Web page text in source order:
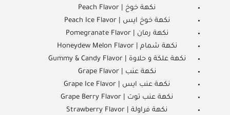
نكهة خوخ | Peach Flavor
نكهة خوخ ايس | Peach Ice Flavor
نكهة رمان | Pomegranate Flavor
نكهة شمام | Honeydew Melon Flavor
نكهة علكة و حلاوة | Gummy & Candy Flavor
نكهة عنب | Grape Flavor
نكهة عنب ايس | Grape Ice Flavor
نكهة عنب توت | Grape Berry Flavor
نكهة فراولة | Strawberry Flavor